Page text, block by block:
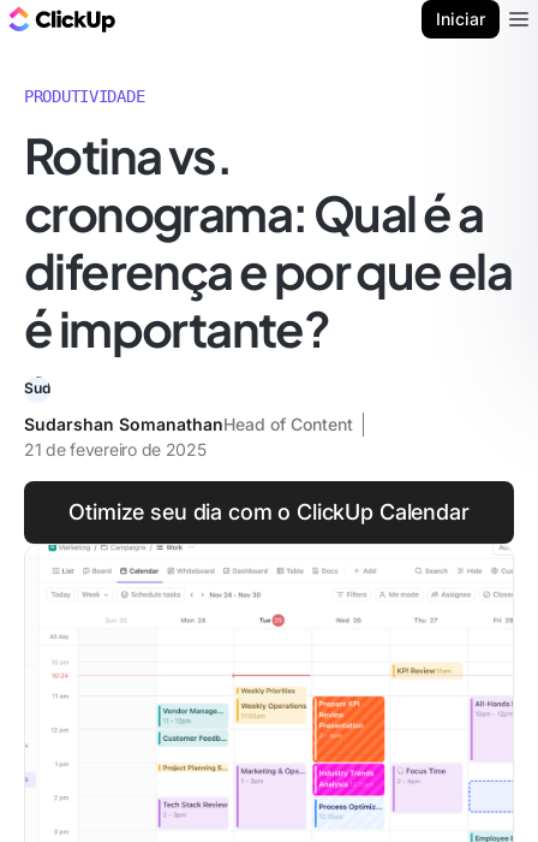
Iniciar
PRODUTIVIDADE
Rotina vs.
cronograma: Qual é a
diferença e por que ela
é importante?
Sudarshan SomanathanHead of Content
21 de fevereiro de 2025
Otimize seu dia com o ClickUp Calendar